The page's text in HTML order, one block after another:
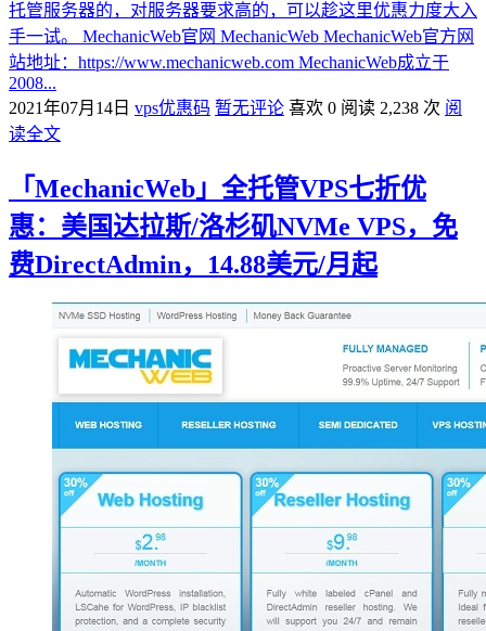
托管服务器的，对服务器要求高的，可以趁这里优惠力度大入
手一试。 MechanicWeb官网 MechanicWeb MechanicWeb官方网
站地址：https://www.mechanicweb.com MechanicWeb成立于
2008...
2021年07月14日 vps优惠码 暂无评论 喜欢 0 阅读 2,238 次 阅
读全文
「MechanicWeb」全托管VPS七折优
惠：美国达拉斯/洛杉矶NVMe VPS，免
费DirectAdmin，14.88美元/月起